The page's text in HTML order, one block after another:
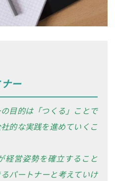
ー
目的は「つくる」ことで
的な実践を進めていくこ
経営姿勢を確立すること
パートナーと考えていけ